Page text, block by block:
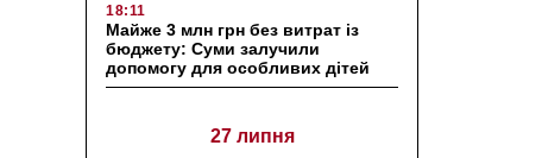
18:11
Майже 3 млн грн без витрат із
бюджету: Суми залучили
допомогу для особливих дітей
27 липня